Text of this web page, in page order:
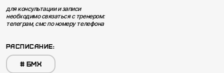
для консультации и записи
необходимо связаться с тренером:
телеграм, смс по номеру телефона
РАСПИСАНИЕ:
# БМХ
работы сайта и его улучшения.